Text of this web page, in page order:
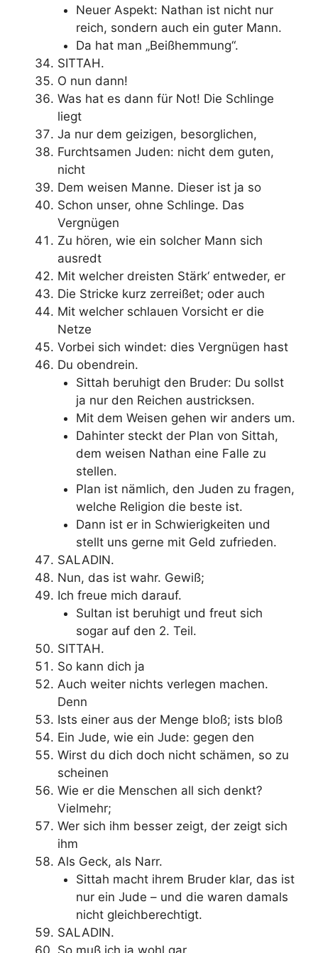
Neuer Aspekt: Nathan ist nicht nur
reich, sondern auch ein guter Mann.
Da hat man „Beißhemmung“.
SITTAH.
O nun dann!
Was hat es dann für Not! Die Schlinge
liegt
Ja nur dem geizigen, besorglichen,
Furchtsamen Juden: nicht dem guten,
nicht
Dem weisen Manne. Dieser ist ja so
Schon unser, ohne Schlinge. Das
Vergnügen
Zu hören, wie ein solcher Mann sich
ausredt
Mit welcher dreisten Stärk‘ entweder, er
Die Stricke kurz zerreißet; oder auch
Mit welcher schlauen Vorsicht er die
Netze
Vorbei sich windet: dies Vergnügen hast
Du obendrein.
Sittah beruhigt den Bruder: Du sollst
ja nur den Reichen austricksen.
Mit dem Weisen gehen wir anders um.
Dahinter steckt der Plan von Sittah,
dem weisen Nathan eine Falle zu
stellen.
Plan ist nämlich, den Juden zu fragen,
welche Religion die beste ist.
Dann ist er in Schwierigkeiten und
stellt uns gerne mit Geld zufrieden.
SALADIN.
Nun, das ist wahr. Gewiß;
Ich freue mich darauf.
Sultan ist beruhigt und freut sich
sogar auf den 2. Teil.
SITTAH.
So kann dich ja
Auch weiter nichts verlegen machen.
Denn
Ists einer aus der Menge bloß; ists bloß
Ein Jude, wie ein Jude: gegen den
Wirst du dich doch nicht schämen, so zu
scheinen
Wie er die Menschen all sich denkt?
Vielmehr;
Wer sich ihm besser zeigt, der zeigt sich
ihm
Als Geck, als Narr.
Sittah macht ihrem Bruder klar, das ist
nur ein Jude – und die waren damals
nicht gleichberechtigt.
SALADIN.
So muß ich ja wohl gar